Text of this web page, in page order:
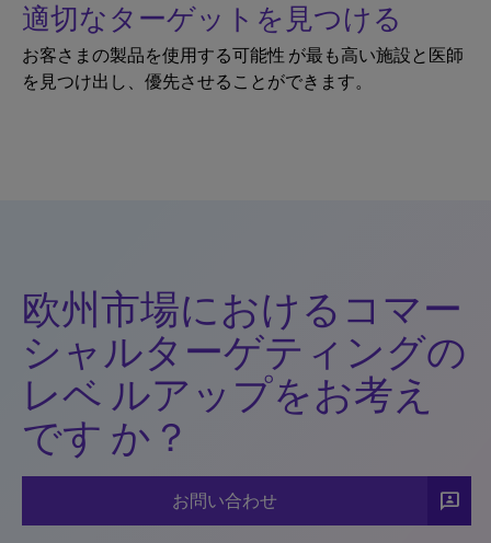
適切なターゲットを見つける
お客さまの製品を使用する可能性 が最も高い施設と医師
を見つけ出し、優先させることができます。
欧州市場におけるコマー
シャルターゲティングの
レベ ルアップをお考え
です か？
お問い合わせ 3p